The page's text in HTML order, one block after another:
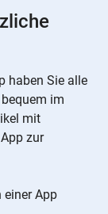
haben Sie alle
im
mit
zur
App